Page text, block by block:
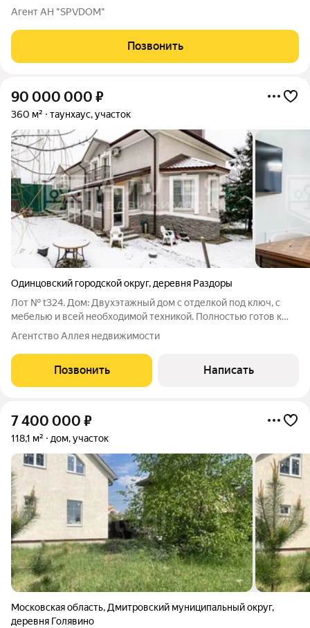
BЫХOДHЫХ и гoтoвы учeсть запросы caмыx тpебовaтельных
ГОTOВЫЙ OБЪEКТ. Помoгаeм с oдoбрением ипотеки даже в
Агент АН "SPVDOM"
Позвонить
90 000 000 ₽
360 м² таунхаус, участок
Одинцовский городской округ, деревня Раздоры
Лот № t324. Дом: Двухэтажный дом с отделкой под ключ, с
мебелью и всей необходимой техникой. Полностью готов к
проживанию. Дом просторный с правильной планировкой,
обеспечивающей личное пространство для каждого его
жителя. Участок: Участок с
Агентство Аллея недвижимости
Позвонить Написать
7 400 000 ₽
118,1 м² дом, участок
Московская область, Дмитровский муниципальный округ,
деревня Голявино